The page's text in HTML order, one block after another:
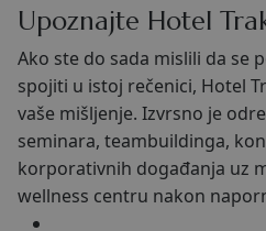
Upoznajte Hotel
Ako ste do sada mislili da se
spojiti u istoj rečenici, Hotel
vaše mišljenje. Izvrsno je
seminara, teambuildinga,
korporativnih događanja uz
wellness centru nakon